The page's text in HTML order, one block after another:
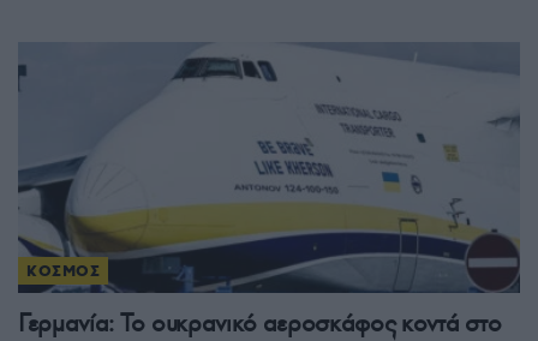
ΚΟΣΜΟΣ
Γερμανία: Το ουκρανικό αεροσκάφος κοντά στο